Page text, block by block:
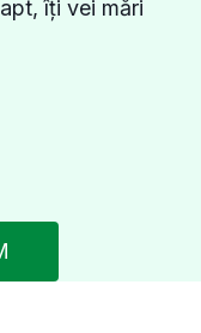
îți vei mări